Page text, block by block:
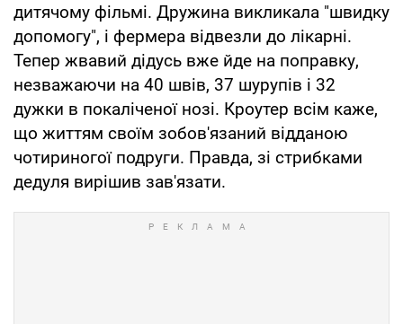
дитячому фільмі. Дружина викликала "швидку
допомогу", і фермера відвезли до лікарні.
Тепер жвавий дідусь вже йде на поправку,
незважаючи на 40 швів, 37 шурупів і 32
дужки в покаліченої нозі. Кроутер всім каже,
що життям своїм зобов'язаний відданою
чотириногої подруги. Правда, зі стрибками
дедуля вирішив зав'язати.